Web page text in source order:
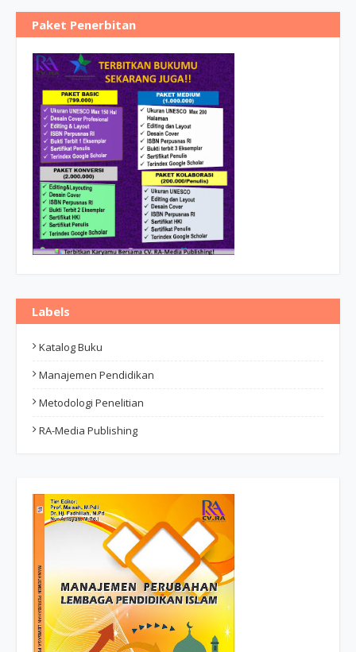
Paket Penerbitan
Labels
Katalog Buku
Manajemen Pendidikan
Metodologi Penelitian
RA-Media Publishing